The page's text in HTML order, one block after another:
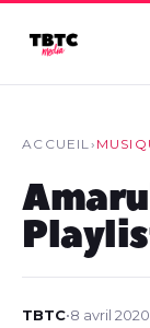
ACCUEIL›
TBTC•8 avril 2020